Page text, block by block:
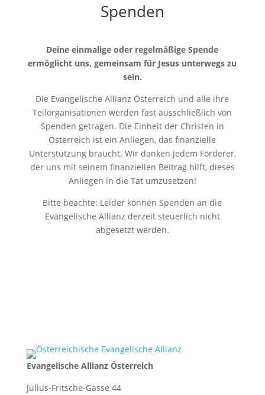
Spenden
Deine einmalige oder regelmäßige Spende
ermöglicht uns, gemeinsam für Jesus unterwegs zu
sein.
Die Evangelische Allianz Österreich und alle ihre
Teilorganisationen werden fast ausschließlich von
Spenden getragen. Die Einheit der Christen in
Österreich ist ein Anliegen, das finanzielle
Unterstützung braucht. Wir danken jedem Förderer,
der uns mit seinem finanziellen Beitrag hilft, dieses
Anliegen in die Tat umzusetzen!
Bitte beachte: Leider können Spenden an die
Evangelische Allianz derzeit steuerlich nicht
abgesetzt werden.
Evangelische Allianz Österreich
Julius-Fritsche-Gasse 44